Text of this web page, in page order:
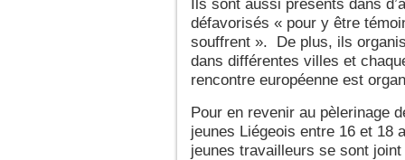
défavorisés « pour y être
souffrent ». De plus, ils
dans différentes villes et
rencontre européenne est
Pour en revenir au pèlerinage
jeunes Liégeois entre 16 et 18
jeunes travailleurs se sont